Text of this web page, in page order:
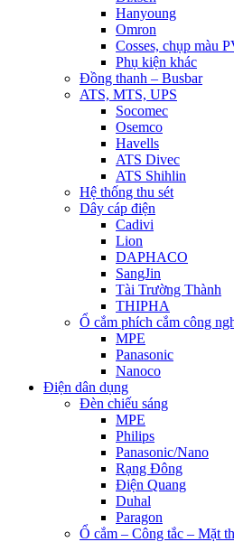
Hanyoung
Omron
Cosses, chụp màu
Phụ kiện khác
Đồng thanh – Busbar
ATS, MTS, UPS
Socomec
Osemco
Havells
ATS Divec
ATS Shihlin
Hệ thống thu sét
Dây cáp điện
Cadivi
Lion
DAPHACO
SangJin
Tài Trường Thành
THIPHA
Ổ cắm phích cắm công
MPE
Panasonic
Nanoco
Điện dân dụng
Đèn chiếu sáng
MPE
Philips
Panasonic/Nano
Rạng Đông
Điện Quang
Duhal
Paragon
Ổ cắm – Công tắc – Mặt